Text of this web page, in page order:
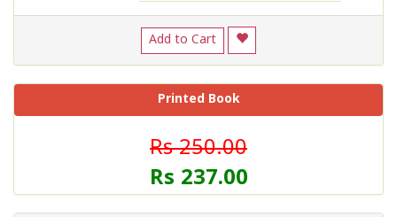
Add to Cart
Printed Book
Rs 250.00
Rs 237.00